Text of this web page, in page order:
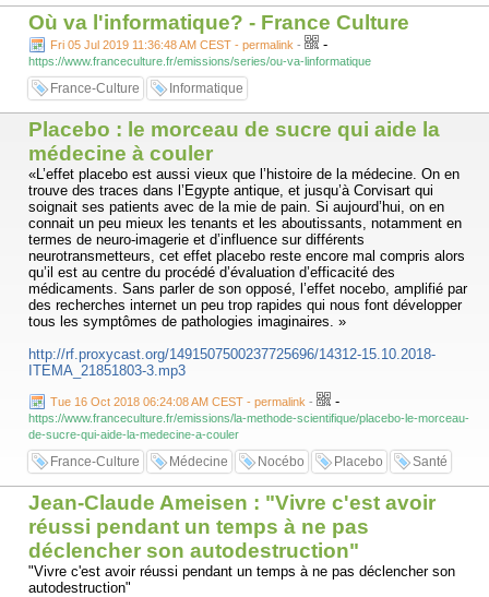
Où va l'informatique? - France Culture
Fri 05 Jul 2019 11:36:48 AM CEST - permalink - -
https://www.franceculture.fr/emissions/series/ou-va-linformatique
France-Culture Informatique
Placebo : le morceau de sucre qui aide la
médecine à couler
«L’effet placebo est aussi vieux que l’histoire de la médecine. On en
trouve des traces dans l’Egypte antique, et jusqu’à Corvisart qui
soignait ses patients avec de la mie de pain. Si aujourd’hui, on en
connait un peu mieux les tenants et les aboutissants, notamment en
termes de neuro-imagerie et d’influence sur différents
neurotransmetteurs, cet effet placebo reste encore mal compris alors
qu’il est au centre du procédé d’évaluation d’efficacité des
médicaments. Sans parler de son opposé, l’effet nocebo, amplifié par
des recherches internet un peu trop rapides qui nous font développer
tous les symptômes de pathologies imaginaires. »
http://rf.proxycast.org/1491507500237725696/14312-15.10.2018-
ITEMA_21851803-3.mp3
Tue 16 Oct 2018 06:24:08 AM CEST - permalink - -
https://www.franceculture.fr/emissions/la-methode-scientifique/placebo-le-morceau-
de-sucre-qui-aide-la-medecine-a-couler
France-Culture Médecine Nocébo Placebo Santé
Jean-Claude Ameisen : "Vivre c'est avoir
réussi pendant un temps à ne pas
déclencher son autodestruction"
"Vivre c'est avoir réussi pendant un temps à ne pas déclencher son
autodestruction"